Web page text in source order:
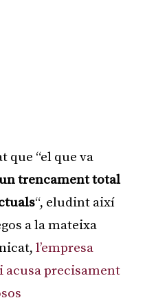
que “el que va
trencament total
“, eludint així
a la mateixa
l’empresa
acusa precisament